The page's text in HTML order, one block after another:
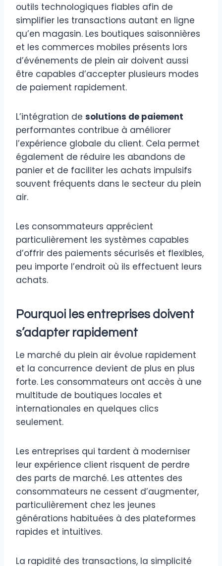
outils technologiques fiables afin de
simplifier les transactions autant en ligne
qu’en magasin. Les boutiques saisonnières
et les commerces mobiles présents lors
d’événements de plein air doivent aussi
être capables d’accepter plusieurs modes
de paiement rapidement.
L’intégration de solutions de paiement
performantes contribue à améliorer
l’expérience globale du client. Cela permet
également de réduire les abandons de
panier et de faciliter les achats impulsifs
souvent fréquents dans le secteur du plein
air.
Les consommateurs apprécient
particulièrement les systèmes capables
d’offrir des paiements sécurisés et flexibles,
peu importe l’endroit où ils effectuent leurs
achats.
Pourquoi les entreprises doivent
s’adapter rapidement
Le marché du plein air évolue rapidement
et la concurrence devient de plus en plus
forte. Les consommateurs ont accès à une
multitude de boutiques locales et
internationales en quelques clics
seulement.
Les entreprises qui tardent à moderniser
leur expérience client risquent de perdre
des parts de marché. Les attentes des
consommateurs ne cessent d’augmenter,
particulièrement chez les jeunes
générations habituées à des plateformes
rapides et intuitives.
La rapidité des transactions, la simplicité